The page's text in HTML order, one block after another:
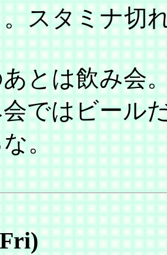
スタミナ切
とは飲み会
ではビール
。